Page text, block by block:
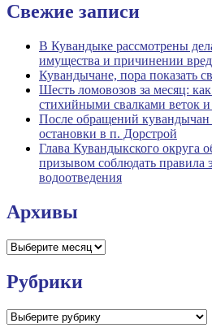
Свежие записи
В Кувандыке рассмотрены
имущества и причинении
Кувандычане, пора показать
Шесть ломовозов за месяц:
стихийными свалками веток
После обращений кувандычан
остановки в п. Дорстрой
Глава Кувандыкского округа
призывом соблюдать правила
водоотведения
Архивы
Архивы
Рубрики
Рубрики